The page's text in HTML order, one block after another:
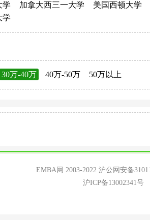
学 加拿大西三一大学 美国西顿大学
学
30万-40万 40万-50万 50万以上
EMBA网 2003-2022 沪公网安备
沪ICP备13002341号